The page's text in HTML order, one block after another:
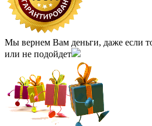
Мы вернем Вам деньги, даже если
или не подойдет